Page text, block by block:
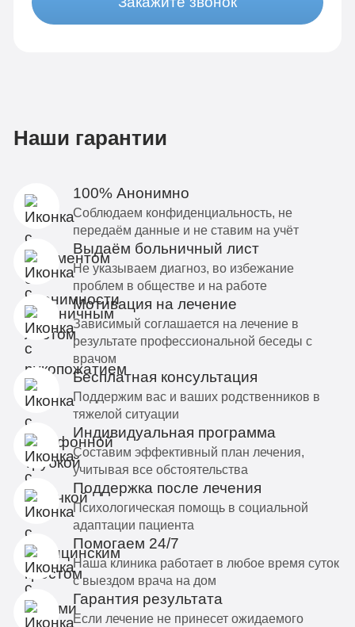
Наши гарантии
100% Анонимно
Соблюдаем конфиденциальность, не
передаём данные и не ставим на учёт
Выдаём больничный лист
Не указываем диагноз, во избежание
проблем в обществе и на работе
Мотивация на лечение
Зависимый соглашается на лечение в
результате профессиональной беседы с
врачом
Бесплатная консультация
Поддержим вас и ваших родственников в
тяжелой ситуации
Индивидуальная программа
Составим эффективный план лечения,
учитывая все обстоятельства
Поддержка после лечения
Психологическая помощь в социальной
адаптации пациента
Помогаем 24/7
Наша клиника работает в любое время суток
с выездом врача на дом
Гарантия результата
Если лечение не принесет ожидаемого